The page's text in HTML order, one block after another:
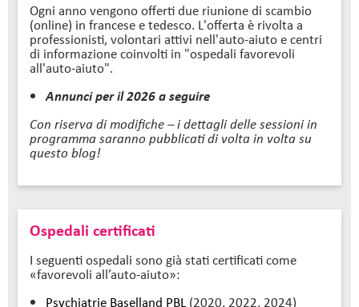
Ogni anno vengono offerti due riunione di scambio
(online) in francese e tedesco. L'offerta è rivolta a
professionisti, volontari attivi nell'auto-aiuto e centri
di informazione coinvolti in "ospedali favorevoli
all'auto-aiuto".
Annunci per il 2026 a seguire
Con riserva di modifiche – i dettagli delle sessioni in
programma saranno pubblicati di volta in volta su
questo blog!
Ospedali certificati
I seguenti ospedali sono già stati certificati come
«favorevoli all’auto-aiuto»:
Psychiatrie Baselland PBL (2020, 2022, 2024)